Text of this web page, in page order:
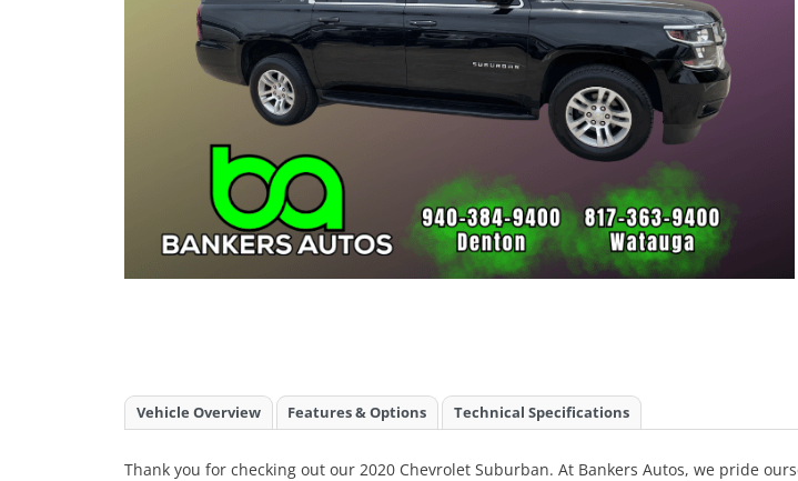
Vehicle Overview Features & Options Technical Specifications
Thank you for checking out our 2020 Chevrolet Suburban. At Bankers Autos, we pride